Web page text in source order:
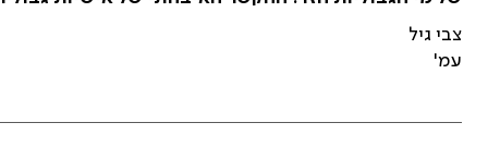
צבי גיל
עמ'